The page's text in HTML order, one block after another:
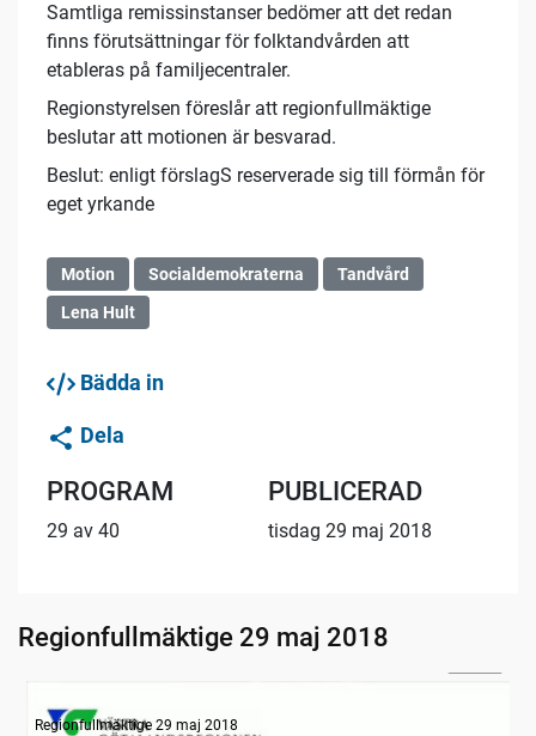
Samtliga remissinstanser bedömer att det redan
finns förutsättningar för folktandvården att
etableras på familjecentraler.
Regionstyrelsen föreslår att regionfullmäktige
beslutar att motionen är besvarad.
Beslut: enligt förslagS reserverade sig till förmån för
eget yrkande
Motion Socialdemokraterna
Tandvård
Lena Hult
Bädda in
Dela
PROGRAM
29 av 40
PUBLICERAD
tisdag 29 maj 2018
Regionfullmäktige 29 maj 2018
Information
Regionfullmäktige 29 maj 2018